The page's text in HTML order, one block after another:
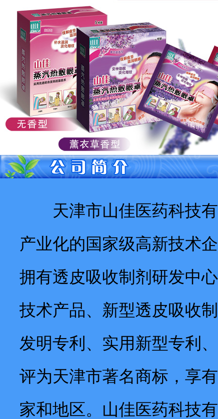
天津市山佳医药科技有
产业化的国家级高新技术
拥有透皮吸收制剂研发中
技术产品、新型透皮吸收
发明专利、实用新型专利
评为天津市著名商标，享
家和地区。山佳医药科技